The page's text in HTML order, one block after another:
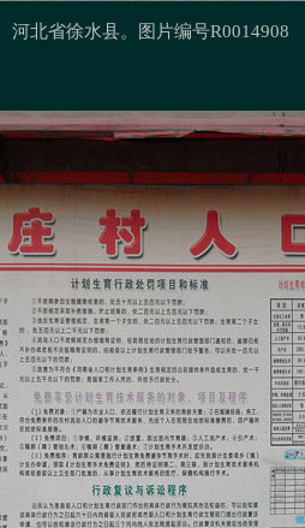
河北省徐水县。图片编号R0014908